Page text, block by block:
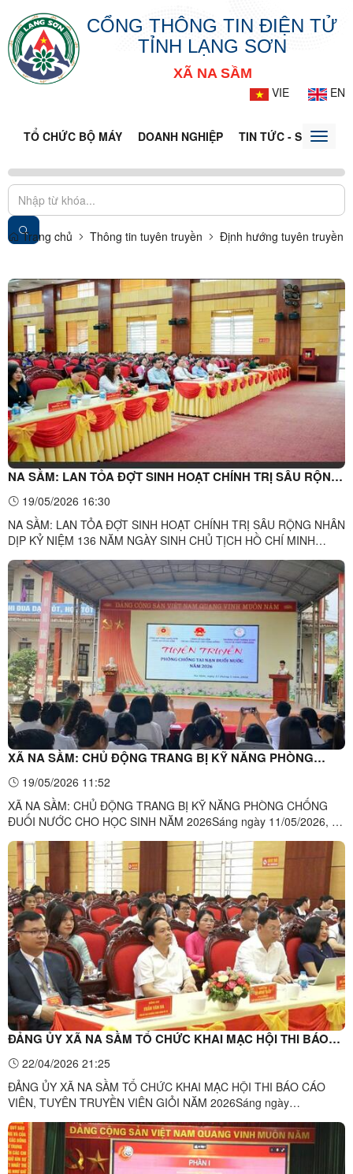
CỔNG THÔNG TIN ĐIỆN TỬ
TỈNH LẠNG SƠN
XÃ NA SẦM
VIE
EN
TỔ CHỨC BỘ MÁY DOANH NGHIỆP TIN TỨC - SỰ KIỆNToggle
Trang chủ Thông tin tuyên truyền Định hướng tuyên truyền
NA SẦM: LAN TỎA ĐỢT SINH HOẠT CHÍNH TRỊ SÂU RỘNG
NHÂN DỊP KỶ NIỆM 136 NĂM NGÀY SINH CHỦ TỊCH HỒ CHÍ
MINH (19/5/1890 - 19/5/2026)
19/05/2026 16:30
NA SẦM: LAN TỎA ĐỢT SINH HOẠT CHÍNH TRỊ SÂU RỘNG NHÂN
DỊP KỶ NIỆM 136 NĂM NGÀY SINH CHỦ TỊCH HỒ CHÍ MINH
kính kỷ niệm 136 năm Ngày sinh Chủ tịch Hồ Chí Minh vĩ đại
(19/5/1890 - 19/5/2026), sáng ngày 19/5, tại Hội trường UBND xã
Na Sầm, ...
XÃ NA SẦM: CHỦ ĐỘNG TRANG BỊ KỸ NĂNG PHÒNG
CHỐNG ĐUỐI NƯỚC CHO HỌC SINH NĂM 2026
19/05/2026 11:52
XÃ NA SẦM: CHỦ ĐỘNG TRANG BỊ KỸ NĂNG PHÒNG CHỐNG
ĐUỐI NƯỚC CHO HỌC SINH NĂM 2026Sáng ngày 11/05/2026, tại
tập cộng đồng xã Na Sầm đã phối hợp với Công an xã và nhà
trường tổ chức buổi tuyên truyền chuyên đề “Phòng chống tai nạn
đuối nước ...
ĐẢNG ỦY XÃ NA SẦM TỔ CHỨC KHAI MẠC HỘI THI BÁO
CÁO VIÊN, TUYÊN TRUYỀN VIÊN GIỎI NĂM 2026
22/04/2026 21:25
ĐẢNG ỦY XÃ NA SẦM TỔ CHỨC KHAI MẠC HỘI THI BÁO CÁO
VIÊN, TUYÊN TRUYỀN VIÊN GIỎI NĂM 2026Sáng ngày
đã tổ chức khai mạc Hội thi “Báo cáo viên, tuyên truyền viên giỏi
năm 2026”.Đến dự và chỉ đạo, khai mạc Hội thi có đồng chí Đỗ
Minh Tuấn, Bí ...